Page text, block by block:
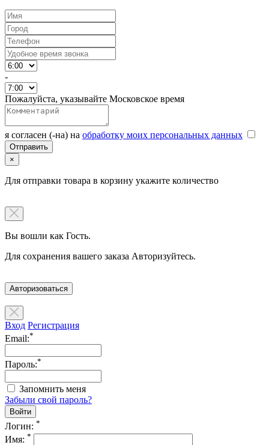
-
Пожалуйста, указывайте Московское время
я согласен (-на) на обработку моих персональных данных
×
Для отправки товара в корзину укажите количество
Вы вошли как Гость.
Для сохранения вашего заказа Авторизуйтесь.
Авторизоваться
Вход Регистрация
Email:*
Пароль:*
Запомнить меня
Забыли свой пароль?
Логин: *
Имя: *